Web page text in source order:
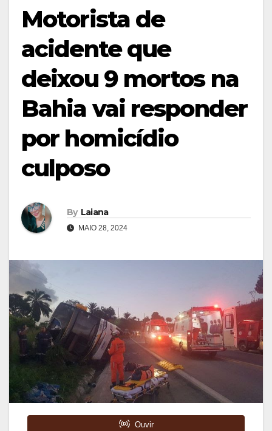
Motorista de
acidente que
deixou 9 mortos na
Bahia vai responder
por homicídio
culposo
By Laiana
MAIO 28, 2024